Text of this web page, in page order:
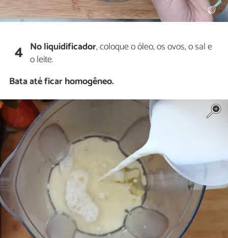
4 No liquidificador, coloque o óleo, os ovos, o sal e
o leite.
Bata até ficar homogêneo.